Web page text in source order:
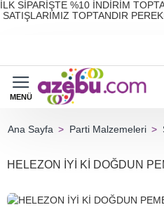
İLK SİPARİŞTE %10 İNDİRİM
SATIŞLARIMIZ TOPTANDIR
Parti Malzemeleri
HELEZON İYİ Kİ DOĞDUN